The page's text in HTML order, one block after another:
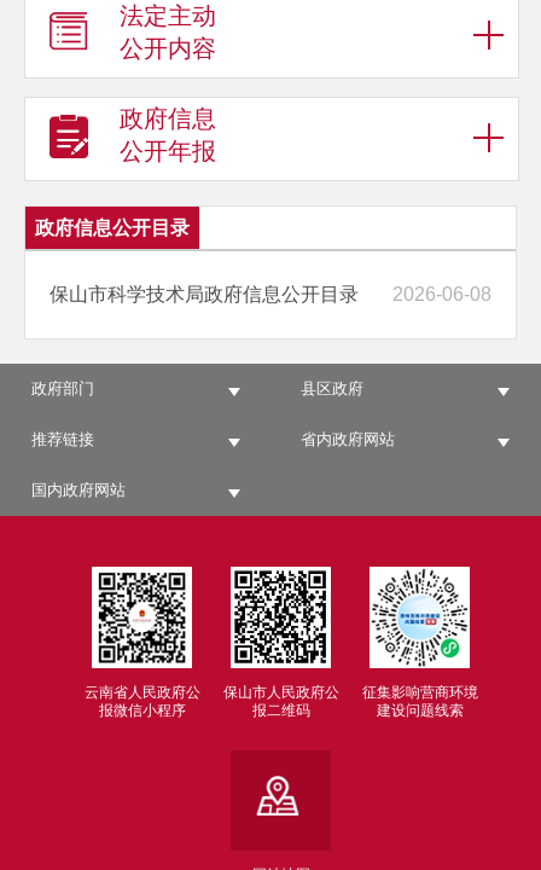
法定主动
公开内容
政府信息
公开年报
政府信息公开目录
保山市科学技术局政府信息公开目录 2026-06-08
政府部门 县区政府
推荐链接 省内政府网站
国内政府网站
云南省人民政府公
报微信小程序
保山市人民政府公
报二维码
征集影响营商环境
建设问题线索